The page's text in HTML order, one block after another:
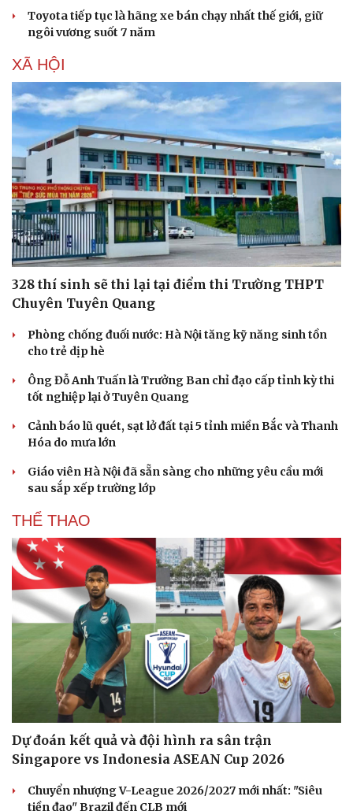
Lịch thi đấu bóng đá
Thế giới thể thao
eSports
Hậu trường
Tư vấn
Toyota tiếp tục là hãng xe bán chạy nhất thế giới, giữ
ngôi vương suốt 7 năm
XÃ HỘI
328 thí sinh sẽ thi lại tại điểm thi Trường THPT
Chuyên Tuyên Quang
Phòng chống đuối nước: Hà Nội tăng kỹ năng sinh tồn
cho trẻ dịp hè
Ông Đỗ Anh Tuấn là Trưởng Ban chỉ đạo cấp tỉnh kỳ thi
tốt nghiệp lại ở Tuyên Quang
Cảnh báo lũ quét, sạt lở đất tại 5 tỉnh miền Bắc và Thanh
Hóa do mưa lớn
Giáo viên Hà Nội đã sẵn sàng cho những yêu cầu mới
sau sắp xếp trường lớp
THỂ THAO
Dự đoán kết quả và đội hình ra sân trận
Singapore vs Indonesia ASEAN Cup 2026
Chuyển nhượng V-League 2026/2027 mới nhất: "Siêu
tiền đạo" Brazil đến CLB mới